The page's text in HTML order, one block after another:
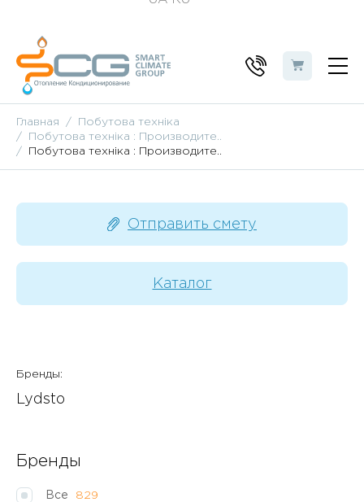
Главная
Побутова техніка
Побутова техніка : Производите..
Побутова техніка : Производите..
Отправить смету
Каталог
Бренды:
Lydsto
Бренды
Все 829